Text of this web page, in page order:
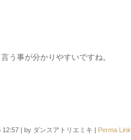
う事が分かりやすいですね。
12:57 | by ダンスアトリエミキ | Perma Link